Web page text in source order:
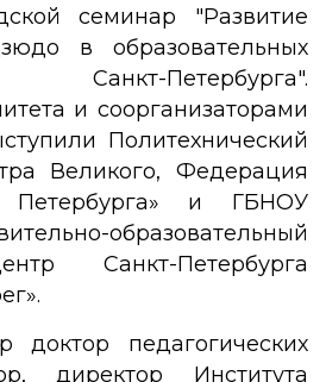
семинар "Развитие
в образовательных
Санкт-Петербурга".
и соорганизаторами
Политехнический
Великого, Федерация
и ГБНОУ
образовательный
Санкт-Петербурга
доктор педагогических
директор Института